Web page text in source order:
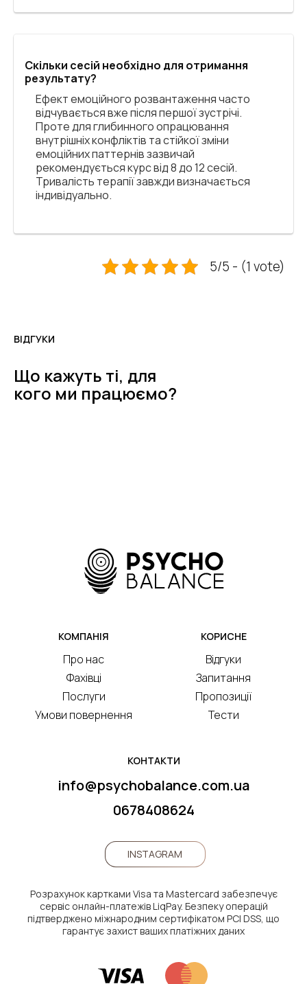
Скільки сесій необхідно для отримання
результату?
Ефект емоційного розвантаження часто
відчувається вже після першої зустрічі.
Проте для глибинного опрацювання
внутрішніх конфліктів та стійкої зміни
емоційних паттернів зазвичай
рекомендується курс від 8 до 12 сесій.
Тривалість терапії завжди визначається
індивідуально.
5/5 - (1 vote)
ВІДГУКИ
Що кажуть ті, для
кого ми працюємо?
КОМПАНІЯ
Про нас
Фахівці
Послуги
Умови повернення
КОРИСНЕ
Відгуки
Запитання
Пропозиції
Тести
КОНТАКТИ
info@psychobalance.com.ua
0678408624
INSTAGRAM
Розрахунок картками Visa та Mastercard забезпечує
сервіс онлайн-платежів LiqPay. Безпеку операцій
підтверджено міжнародним сертифікатом PCI DSS, що
гарантує захист ваших платіжних даних